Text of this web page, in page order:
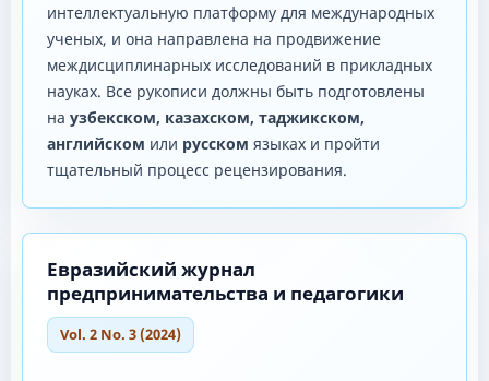
интеллектуальную платформу для международных
ученых, и она направлена ​​на продвижение
междисциплинарных исследований в прикладных
науках. Все рукописи должны быть подготовлены
на узбекском, казахском, таджикском,
английском или русском языках и пройти
тщательный процесс рецензирования.
Евразийский журнал
предпринимательства и педагогики
Vol. 2 No. 3 (2024)